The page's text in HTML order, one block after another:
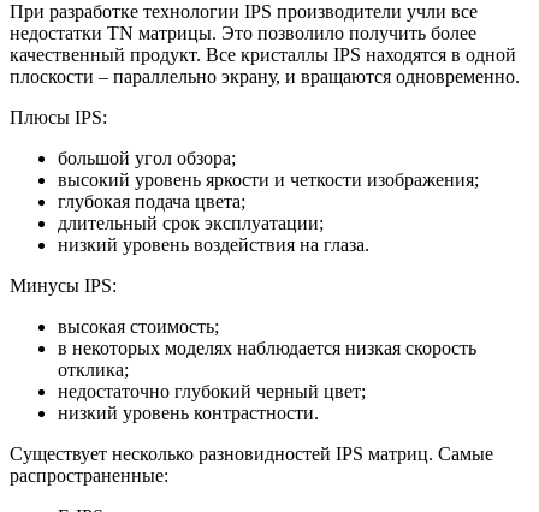
При разработке технологии IPS производители учли все
недостатки TN матрицы. Это позволило получить более
качественный продукт. Все кристаллы IPS находятся в одной
плоскости – параллельно экрану, и вращаются одновременно.
Плюсы IPS:
большой угол обзора;
высокий уровень яркости и четкости изображения;
глубокая подача цвета;
длительный срок эксплуатации;
низкий уровень воздействия на глаза.
Минусы IPS:
высокая стоимость;
в некоторых моделях наблюдается низкая скорость
отклика;
недостаточно глубокий черный цвет;
низкий уровень контрастности.
Существует несколько разновидностей IPS матриц. Самые
распространенные: